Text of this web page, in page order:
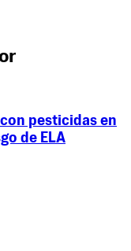
pesticidas en
de ELA